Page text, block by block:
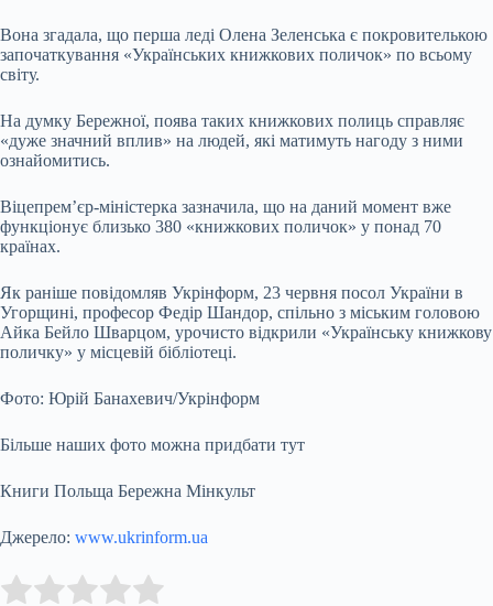
Вона згадала, що перша леді Олена Зеленська є покровителькою
започаткування «Українських книжкових поличок» по всьому
світу.
На думку Бережної, поява таких книжкових полиць справляє
«дуже значний вплив» на людей, які матимуть нагоду з ними
ознайомитись.
Віцепрем’єр-міністерка зазначила, що на даний момент вже
функціонує близько 380 «книжкових поличок» у понад 70
країнах.
Як раніше повідомляв Укрінформ, 23 червня посол України в
Угорщині, професор Федір Шандор, спільно з міським головою
Айка Бейло Шварцом, урочисто відкрили «Українську книжкову
поличку» у місцевій бібліотеці.
Фото: Юрій Банахевич/Укрінформ
Більше наших фото можна придбати тут
Книги Польща Бережна Мінкульт
Джерело: www.ukrinform.ua
Rate this item: